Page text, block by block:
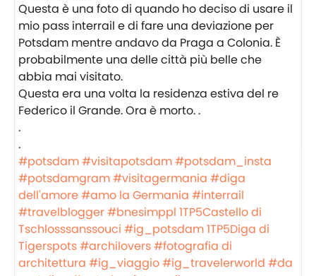
Questa è una foto di quando ho deciso di usare il
mio pass interrail e di fare una deviazione per
Potsdam mentre andavo da Praga a Colonia. È
probabilmente una delle città più belle che
abbia mai visitato.
Questa era una volta la residenza estiva del re
Federico il Grande. Ora è morto. .
.
.
#potsdam#visitapotsdam#potsdam_insta
#potsdamgram#visitagermania #diga
dell'amore#amo la Germania #interrail
#travelblogger#bnesimppl 1TP5Castello di
Tschlosssanssouci #ig_potsdam1TP5Diga di
Tigerspots#archilovers#fotografia di
architettura #ig_viaggio#ig_travelerworld #da